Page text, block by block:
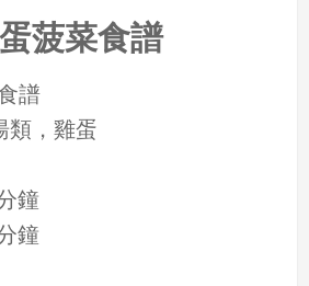
菠菜食譜
譜
類，雞蛋
鐘
鐘